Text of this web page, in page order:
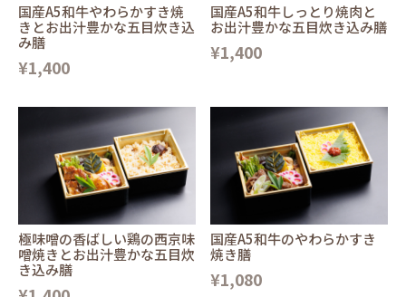
国産A5和牛やわらかすき焼
きとお出汁豊かな五目炊き込
み膳
¥1,400
国産A5和牛しっとり焼肉と
お出汁豊かな五目炊き込み膳
¥1,400
極味噌の香ばしい鶏の西京味
噌焼きとお出汁豊かな五目炊
き込み膳
国産A5和牛のやわらかすき
焼き膳
¥1,080